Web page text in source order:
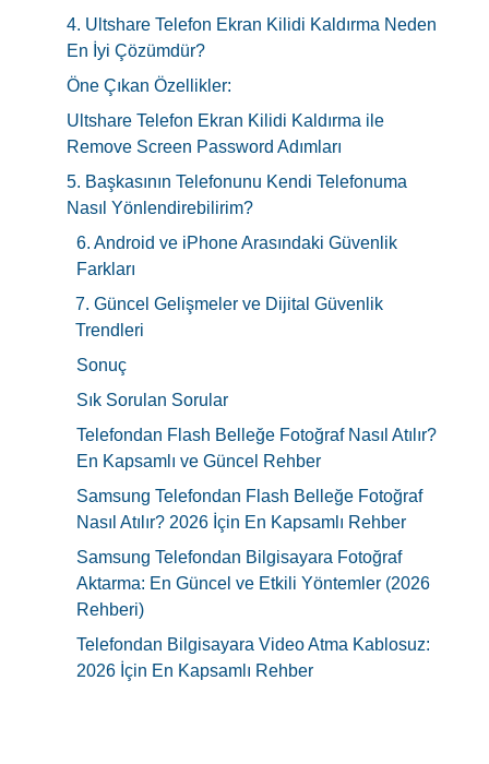
4. Ultshare Telefon Ekran Kilidi Kaldırma Neden
En İyi Çözümdür?
Öne Çıkan Özellikler:
Ultshare Telefon Ekran Kilidi Kaldırma ile
Remove Screen Password Adımları
5. Başkasının Telefonunu Kendi Telefonuma
Nasıl Yönlendirebilirim?
6. Android ve iPhone Arasındaki Güvenlik
Farkları
7. Güncel Gelişmeler ve Dijital Güvenlik
Trendleri
Sonuç
Sık Sorulan Sorular
Telefondan Flash Belleğe Fotoğraf Nasıl Atılır?
En Kapsamlı ve Güncel Rehber
Samsung Telefondan Flash Belleğe Fotoğraf
Nasıl Atılır? 2026 İçin En Kapsamlı Rehber
Samsung Telefondan Bilgisayara Fotoğraf
Aktarma: En Güncel ve Etkili Yöntemler (2026
Rehberi)
Telefondan Bilgisayara Video Atma Kablosuz:
2026 İçin En Kapsamlı Rehber